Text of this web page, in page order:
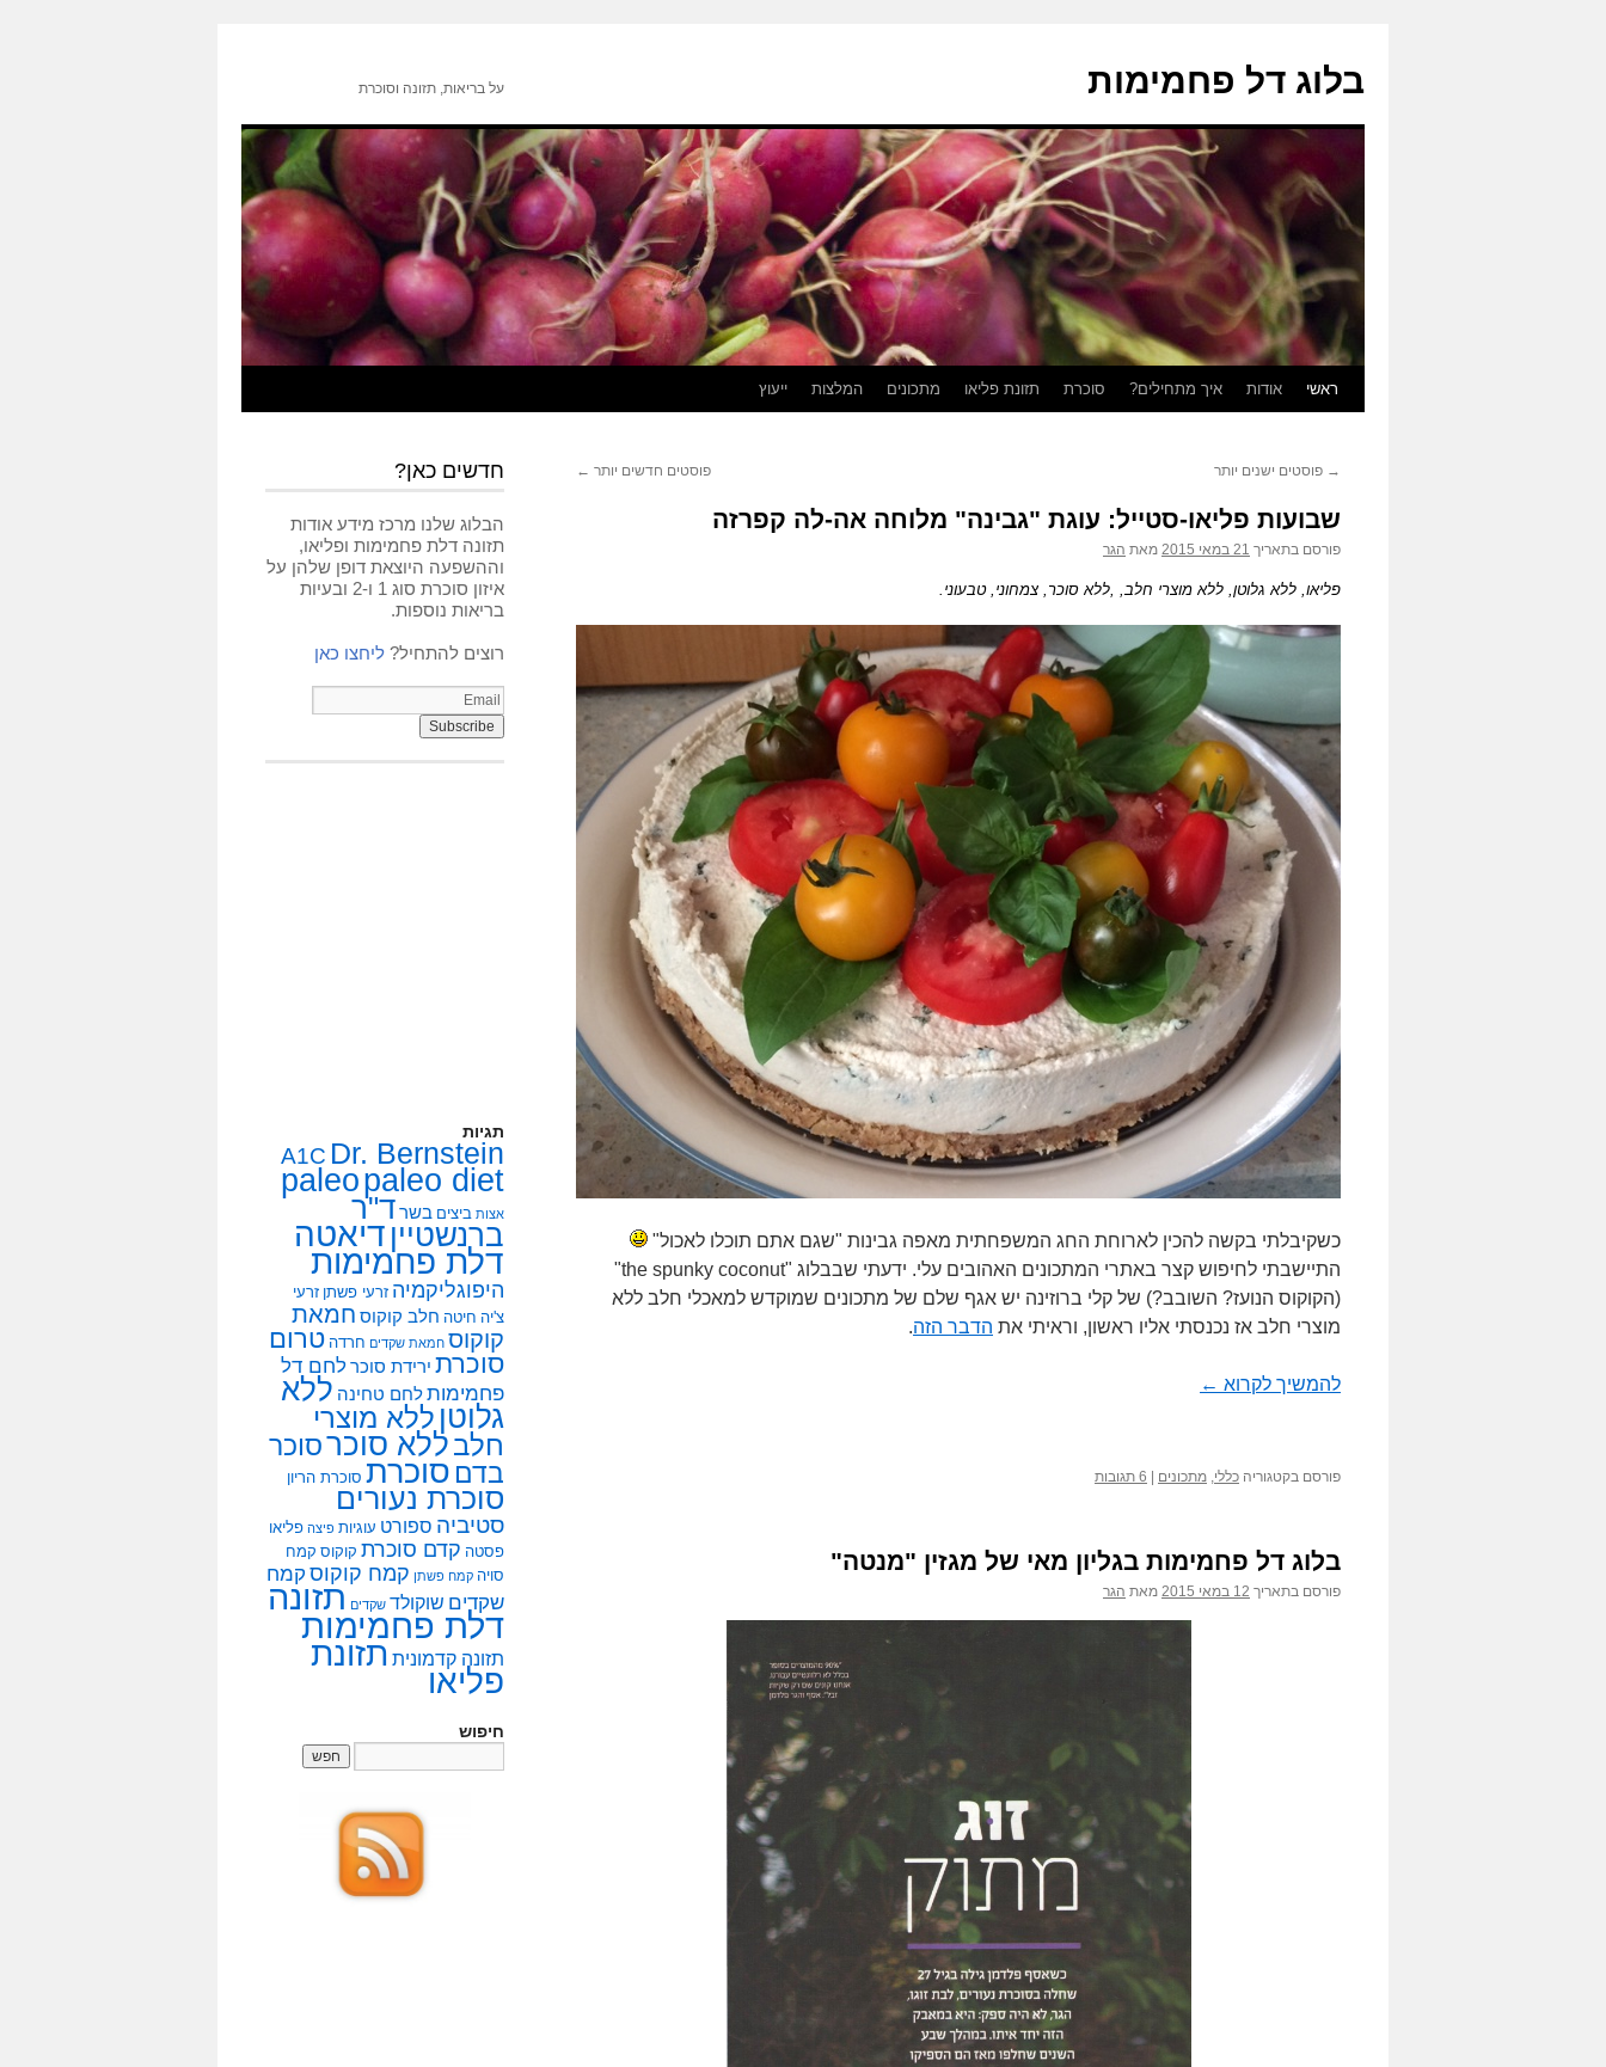
בלוג דל פחמימות על בריאות, תזונה וסוכרת
לדלג
ראשי אודות איך מתחילים? סוכרת תזונת פליאו מתכונים המלצות ייעוץ
→ פוסטים ישנים יותר פוסטים חדשים יותר ←
שבועות פליאו-סטייל: עוגת "גבינה" מלוחה אה-לה קפרזה
פורסם בתאריך 21 במאי 2015 מאת הגר
פליאו, ללא גלוטן, ללא מוצרי חלב, ,ללא סוכר, צמחוני, טבעוני.
כשקיבלתי בקשה להכין לארוחת החג המשפחתית מאפה גבינות "שגם אתם תוכלו לאכול"
התיישבתי לחיפוש קצר באתרי המתכונים האהובים עלי. ידעתי שבבלוג "the spunky coconut"
(הקוקוס הנועז? השובב?) של קלי ברוזינה יש אגף שלם של מתכונים שמוקדש למאכלי חלב ללא
מוצרי חלב אז נכנסתי אליו ראשון, וראיתי את הדבר הזה.
להמשיך לקרוא ←
פורסם בקטגוריה כללי, מתכונים 6 תגובות
בלוג דל פחמימות בגליון מאי של מגזין "מנטה"
פורסם בתאריך 12 במאי 2015 מאת הגר
חדשים כאן?
הבלוג שלנו מרכז מידע אודות
תזונה דלת פחמימות ופליאו,
וההשפעה היוצאת דופן שלהן על
איזון סוכרת סוג 1 ו-2 ובעיות
בריאות נוספות.
רוצים להתחיל? ליחצו כאן
תגיות
A1C Dr. Bernstein
paleopaleo diet
אצות ביצים בשרד"ר
ברנשטיין דיאטה
דלת פחמימות
היפוגליקמיה זרעי פשתן זרעי
צ'יה חיטה חלב קוקוס חמאת
קוקוס חמאת שקדים חרדה טרום
סוכרת ירידת סוכרלחם דל
פחמימותלחם טחינה ללא
גלוטן ללא מוצרי
חלבללא סוכרסוכר
בדם סוכרת סוכרת הריון
סוכרת נעורים
סטיביה ספורט עוגיות פיצה פליאו
פסטה קדם סוכרת קוקוס קמח
סויה קמח פשתן קמח קוקוס קמח
שקדים שוקולד שקדים תזונה
דלת פחמימות
תזונה קדמונית תזונת
פליאו
חיפוש